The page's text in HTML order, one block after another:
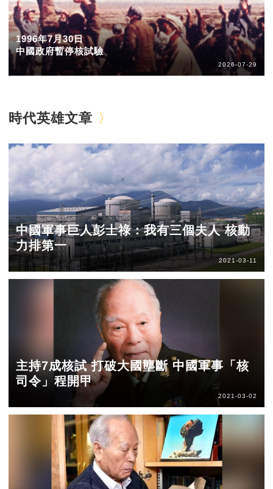
1996年7月30日
中國政府暫停核試驗
2026-07-29
時代英雄文章
中國軍事巨人彭士祿：我有三個夫人 核動
力排第一
2021-03-11
主持7成核試 打破大國壟斷 中國軍事「核
司令」程開甲
2021-03-02